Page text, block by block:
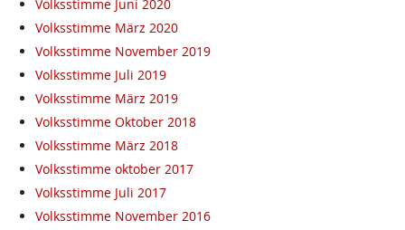
Volksstimme Juni 2020
Volksstimme März 2020
Volksstimme November 2019
Volksstimme Juli 2019
Volksstimme März 2019
Volksstimme Oktober 2018
Volksstimme März 2018
Volksstimme oktober 2017
Volksstimme Juli 2017
Volksstimme November 2016